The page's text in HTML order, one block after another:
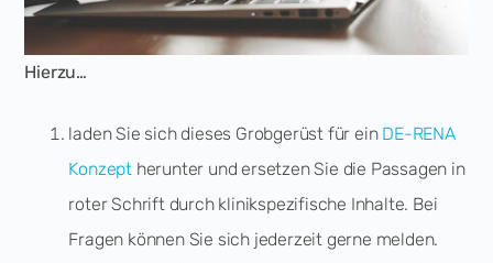
Hierzu…
laden Sie sich dieses Grobgerüst für ein DE-RENA
Konzept herunter und ersetzen Sie die Passagen in
roter Schrift durch klinikspezifische Inhalte. Bei
Fragen können Sie sich jederzeit gerne melden.